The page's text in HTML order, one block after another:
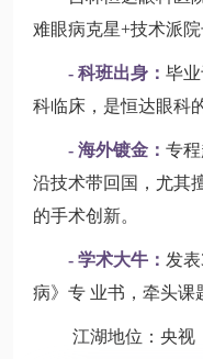
难眼病克星+技术派院
- 科班出身： 毕
科临床，是恒达眼科
- 海外镀金： 专
沿技术带回国，尤其
的手术创新。
- 学术大牛： 发
病》专 业书，牵头课
江湖地位：央视